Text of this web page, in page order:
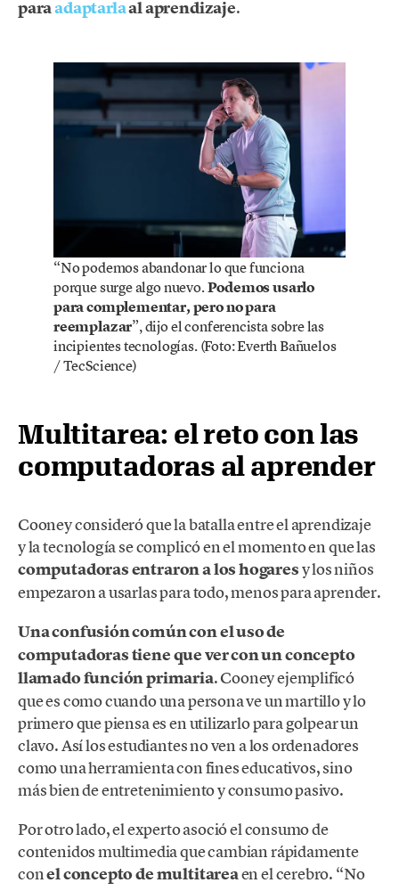
paraadaptarlaal aprendizaje.
“No podemos abandonar lo que funciona
porque surge algo nuevo.Podemos usarlo
para complementar, pero no para
reemplazar”, dijo el conferencista sobre las
incipientes tecnologías. (Foto: Everth Bañuelos
/ TecScience)
Multitarea: el reto con las
computadoras al aprender
Cooney consideró que la batalla entre el aprendizaje
y la tecnología se complicó en el momento en que las
computadoras entraron a los hogaresy los niños
empezaron a usarlas para todo, menos para aprender.
Una confusión común con el uso de
computadoras tiene que ver con un concepto
llamado función primaria. Cooney ejemplificó
que es como cuando una persona ve un martillo y lo
primero que piensa es en utilizarlo para golpear un
clavo. Así los estudiantes no ven a los ordenadores
como una herramienta con fines educativos, sino
más bien de entretenimiento y consumo pasivo.
Por otro lado, el experto asoció el consumo de
contenidos multimedia que cambian rápidamente
conel concepto de multitareaen el cerebro. “No